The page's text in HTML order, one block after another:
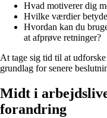
Hvad motiverer dig
Hvilke værdier
Hvordan kan du
at afprøve retninger?
At tage sig tid til at
grundlag for senere
Midt i
forandring